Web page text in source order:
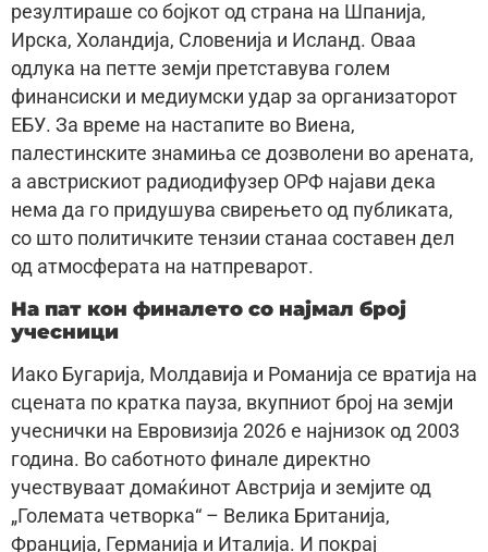
резултираше со бојкот од страна на Шпанија,
Ирска, Холандија, Словенија и Исланд. Оваа
одлука на петте земји претставува голем
финансиски и медиумски удар за организаторот
ЕБУ. За време на настапите во Виена,
палестинските знамиња се дозволени во арената,
а австрискиот радиодифузер ОРФ најави дека
нема да го придушува свирењето од публиката,
со што политичките тензии станаа составен дел
од атмосферата на натпреварот.
На пат кон финалето со најмал број
учесници
Иако Бугарија, Молдавија и Романија се вратија на
сцената по кратка пауза, вкупниот број на земји
учеснички на Евровизија 2026 е најнизок од 2003
година. Во саботното финале директно
учествуваат домаќинот Австрија и земјите од
„Големата четворка“ – Велика Британија,
Франција, Германија и Италија. И покрај